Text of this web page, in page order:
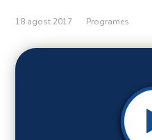
18 agost 2017 Programes